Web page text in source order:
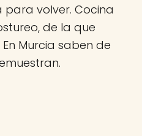
para volver. Cocina
de la que
Murcia saben de